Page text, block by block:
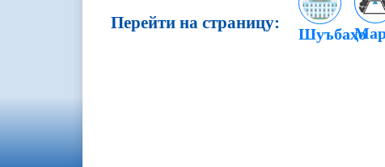
Перейти на страницу:
Шуъбаҳо